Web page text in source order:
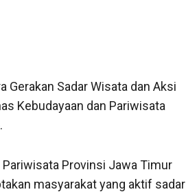
Gerakan Sadar Wisata dan Aksi
Kebudayaan dan Pariwisata
Provinsi Jawa Timur
masyarakat yang aktif sadar